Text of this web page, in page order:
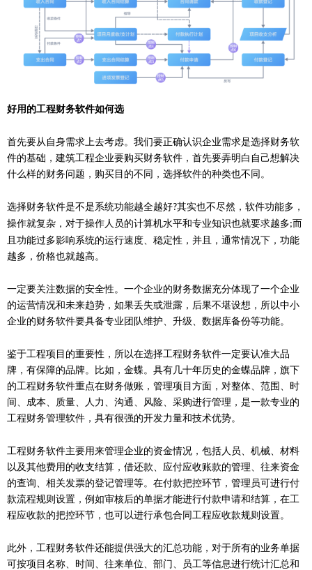
好用的工程财务软件如何选
首先要从自身需求上去考虑。我们要正确认识企业需求是选择财务软
件的基础，建筑工程企业要购买财务软件，首先要弄明白自己想解决
什么样的财务问题，购买目的不同，选择软件的种类也不同。
选择财务软件是不是系统功能越全越好?其实也不尽然，软件功能多，
操作就复杂，对于操作人员的计算机水平和专业知识也就要求越多;而
且功能过多影响系统的运行速度、稳定性，并且，通常情况下，功能
越多，价格也就越高。
一定要关注数据的安全性。一个企业的财务数据充分体现了一个企业
的运营情况和未来趋势，如果丢失或泄露，后果不堪设想，所以中小
企业的财务软件要具备专业团队维护、升级、数据库备份等功能。
鉴于工程项目的重要性，所以在选择工程财务软件一定要认准大品
牌，有保障的品牌。比如，金蝶。具有几十年历史的金蝶品牌，旗下
的工程财务软件重点在财务做账，管理项目方面，对整体、范围、时
间、成本、质量、人力、沟通、风险、采购进行管理，是一款专业的
工程财务管理软件，具有很强的开发力量和技术优势。
工程财务软件主要用来管理企业的资金情况，包括人员、机械、材料
以及其他费用的收支结算，借还款、应付应收账款的管理、往来资金
的查询、相关发票的登记管理等。在付款把控环节，管理员可进行付
款流程规则设置，例如审核后的单据才能进行付款申请和结算，在工
程应收款的把控环节，也可以进行承包合同工程应收款规则设置。
此外，工程财务软件还能提供强大的汇总功能，对于所有的业务单据
可按项目名称、时间、往来单位、部门、员工等信息进行统计汇总和